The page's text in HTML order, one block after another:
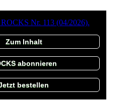
Zum Inhalt
abonnieren
bestellen